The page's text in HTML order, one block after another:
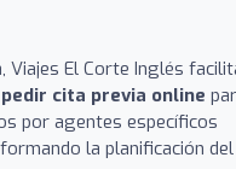
Viajes El Corte Inglés
pedir cita previa online
por agentes específicos
la planificación del